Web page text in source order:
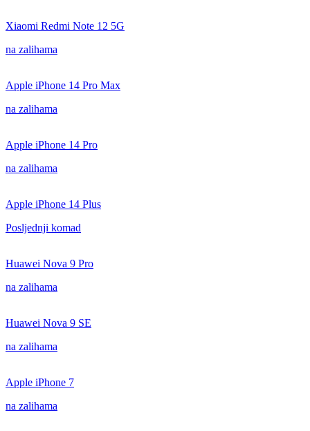
Xiaomi Redmi Note 12 5G
na zalihama
Apple iPhone 14 Pro Max
na zalihama
Apple iPhone 14 Pro
na zalihama
Apple iPhone 14 Plus
Posljednji komad
Huawei Nova 9 Pro
na zalihama
Huawei Nova 9 SE
na zalihama
Apple iPhone 7
na zalihama